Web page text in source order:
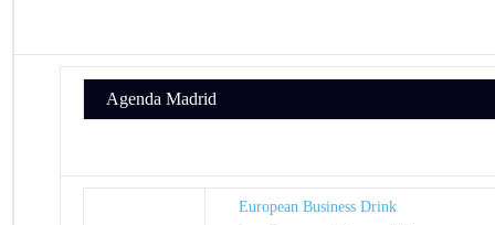
Agenda Madrid
European Business Drink